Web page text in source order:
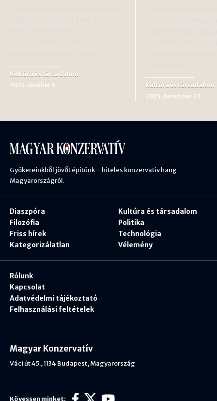
Kultúra és társadalom
2025. október 5 Kultúra és társadalom
2025. december 27
Gyökereinkből jövőt építünk – hiteles konzervatív hang
Magyarországról.
Diaszpóra
Filozófia
Friss hírek
Kategorizálatlan
Kultúra és társadalom
Politika
Technológia
Vélemény
Rólunk
Kapcsolat
Adatvédelmi tájékoztató
Felhasználási feltételek
Kövessen minket:
Magyar Konzervatív
Váci út 45., 1134 Budapest, Magyarország